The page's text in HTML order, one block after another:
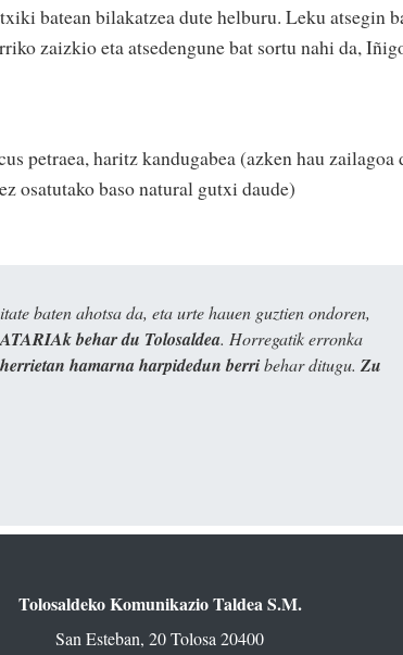
batean bilakatzea dute helburu. Leku atsegin
zaizkio eta atsedengune bat sortu nahi da,
petraea, haritz kandugabea (azken hau zailagoa
osatutako baso natural gutxi daude)
baten ahotsa da, eta urte hauen guztien ondoren,
ATARIAk behar du Tolosaldea. Horregatik erronka
hamarna harpidedun berribehar ditugu. Zu
Tolosaldeko Komunikazio Taldea S.M.
San Esteban, 20 Tolosa 20400